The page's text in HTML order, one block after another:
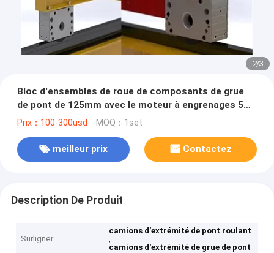
2/3
Bloc d'ensembles de roue de composants de grue
de pont de 125mm avec le moteur à engrenages 5
tonnes 10 tonnes
Prix：100-300usd MOQ：1set
meilleur prix Contactez
Description De Produit
Surligner
camions d'extrémité de pont roulant
,
camions d'extrémité de grue de pont